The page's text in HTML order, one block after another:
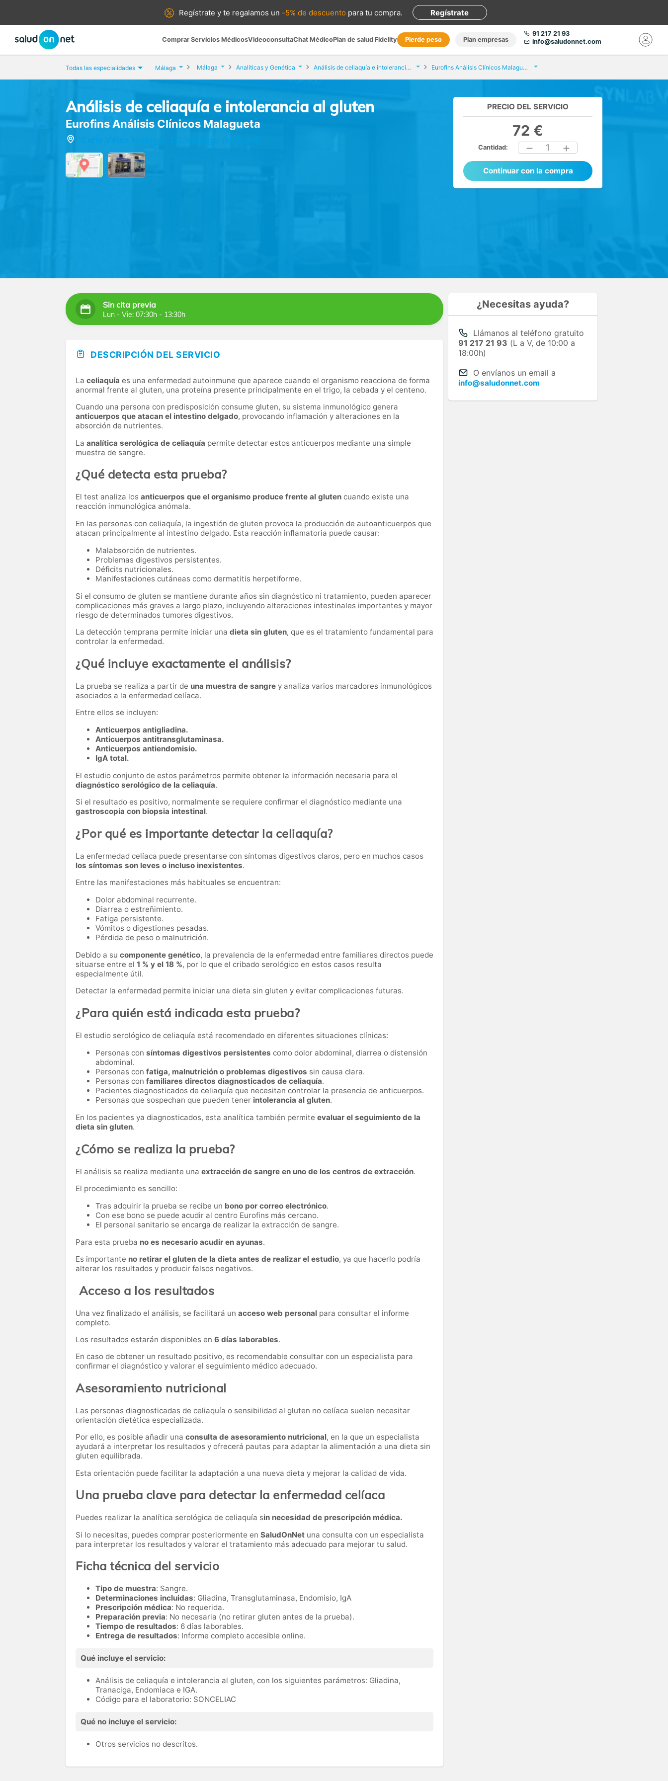
Regístrate yte regalamos un -5% de descuento para tu compra. Regístrate
Comprar Servicios MédicosVideoconsultaChat MédicoPlan de salud Fidelity Pierde peso Plan empresas
91 217 21 93
info@saludonnet.com
Todas las especialidades Málaga Málaga Analíticas y Genética Análisis de celiaquía e intolerancia al gluten Eurofins Análisis Clínicos Malagueta
Análisis de celiaquía e intolerancia al gluten
Eurofins Análisis Clínicos Malagueta
PRECIO DEL SERVICIO
72 €
Cantidad: 1
Continuar con la compra
Sin cita previa
Lun - Vie: 07:30h - 13:30h
DESCRIPCIÓN DEL SERVICIO
La celiaquía es una enfermedad autoinmune que aparece cuando el organismo reacciona de forma
anormal frente al gluten, una proteína presente principalmente en el trigo, la cebada y el centeno.
Cuando una persona con predisposición consume gluten, su sistema inmunológico genera
anticuerpos que atacan el intestino delgado, provocando inflamación y alteraciones en la
absorción de nutrientes.
La analítica serológica de celiaquía permite detectar estos anticuerpos mediante una simple
muestra de sangre.
¿Qué detecta esta prueba?
El test analiza los anticuerpos que el organismo produce frente al gluten cuando existe una
reacción inmunológica anómala.
En las personas con celiaquía, la ingestión de gluten provoca la producción de autoanticuerpos que
atacan principalmente al intestino delgado. Esta reacción inflamatoria puede causar:
Malabsorción de nutrientes.
Problemas digestivos persistentes.
Déficits nutricionales.
Manifestaciones cutáneas como dermatitis herpetiforme.
Si el consumo de gluten se mantiene durante años sin diagnóstico ni tratamiento, pueden aparecer
complicaciones más graves a largo plazo, incluyendo alteraciones intestinales importantes y mayor
riesgo de determinados tumores digestivos.
La detección temprana permite iniciar una dieta sin gluten, que es el tratamiento fundamental para
controlar la enfermedad.
¿Qué incluye exactamente el análisis?
La prueba se realiza a partir de una muestra de sangre y analiza varios marcadores inmunológicos
asociados a la enfermedad celíaca.
Entre ellos se incluyen:
Anticuerpos antigliadina.
Anticuerpos antitransglutaminasa.
Anticuerpos antiendomisio.
IgA total.
El estudio conjunto de estos parámetros permite obtener la información necesaria para el
diagnóstico serológico de la celiaquía.
Si el resultado es positivo, normalmente se requiere confirmar el diagnóstico mediante una
gastroscopia con biopsia intestinal.
¿Por qué es importante detectar la celiaquía?
La enfermedad celíaca puede presentarse con síntomas digestivos claros, pero en muchos casos
los síntomas son leves o incluso inexistentes.
Entre las manifestaciones más habituales se encuentran:
Dolor abdominal recurrente.
Diarrea o estreñimiento.
Fatiga persistente.
Vómitos o digestiones pesadas.
Pérdida de peso o malnutrición.
Debido a su componente genético, la prevalencia de la enfermedad entre familiares directos puede
situarse entre el 1 % y el 18 %, por lo que el cribado serológico en estos casos resulta
especialmente útil.
Detectar la enfermedad permite iniciar una dieta sin gluten y evitar complicaciones futuras.
¿Para quién está indicada esta prueba?
El estudio serológico de celiaquía está recomendado en diferentes situaciones clínicas:
Personas con síntomas digestivos persistentes como dolor abdominal, diarrea o distensión
abdominal.
Personas con fatiga, malnutrición o problemas digestivos sin causa clara.
Personas con familiares directos diagnosticados de celiaquía.
Pacientes diagnosticados de celiaquía que necesitan controlar la presencia de anticuerpos.
Personas que sospechan que pueden tener intolerancia al gluten.
En los pacientes ya diagnosticados, esta analítica también permite evaluar el seguimiento de la
dieta sin gluten.
¿Cómo se realiza la prueba?
El análisis se realiza mediante una extracción de sangre en uno de los centros de extracción.
El procedimiento es sencillo:
Tras adquirir la prueba se recibe un bono por correo electrónico.
Con ese bono se puede acudir al centro Eurofins más cercano.
El personal sanitario se encarga de realizar la extracción de sangre.
Para esta prueba no es necesario acudir en ayunas.
Es importante no retirar el gluten de la dieta antes de realizar el estudio, ya que hacerlo podría
alterar los resultados y producir falsos negativos.
Acceso a los resultados
Una vez finalizado el análisis, se facilitará un acceso web personal para consultar el informe
completo.
Los resultados estarán disponibles en 6 días laborables.
En caso de obtener un resultado positivo, es recomendable consultar con un especialista para
confirmar el diagnóstico y valorar el seguimiento médico adecuado.
Asesoramiento nutricional
Las personas diagnosticadas de celiaquía o sensibilidad al gluten no celíaca suelen necesitar
orientación dietética especializada.
Por ello, es posible añadir una consulta de asesoramiento nutricional, en la que un especialista
ayudará a interpretar los resultados y ofrecerá pautas para adaptar la alimentación a una dieta sin
gluten equilibrada.
Esta orientación puede facilitar la adaptación a una nueva dieta y mejorar la calidad de vida.
Una prueba clave para detectar la enfermedad celíaca
Puedes realizar la analítica serológica de celiaquía sin necesidad de prescripción médica.
Si lo necesitas, puedes comprar posteriormente en SaludOnNet una consulta con un especialista
para interpretar los resultados y valorar el tratamiento más adecuado para mejorar tu salud.
Ficha técnica del servicio
Tipo de muestra: Sangre.
Determinaciones incluidas: Gliadina, Transglutaminasa, Endomisio, IgA
Prescripción médica: No requerida.
Preparación previa: No necesaria (no retirar gluten antes de la prueba).
Tiempo de resultados: 6 días laborables.
Entrega de resultados: Informe completo accesible online.
Qué incluye el servicio:
Análisis de celiaquía e intolerancia al gluten, con los siguientes parámetros: Gliadina,
Tranaciga, Endomiaca e IGA.
Código para el laboratorio: SONCELIAC
Qué no incluye el servicio:
Otros servicios no descritos.
¿Necesitas ayuda?
Llámanos al teléfono gratuito
91 217 21 93 (L a V, de 10:00 a
18:00h)
O envíanos un email a
info@saludonnet.com